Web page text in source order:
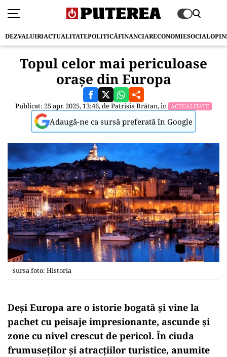
DEZVALUIRIACTUALITATEPOLITICĂFINANCIARECONOMIESOCIAL
Topul celor mai periculoase
orașe din Europa
Publicat: 25 apr. 2025, 13:46, dePatrisia Brătan, în ACTUALITATE
Adaugă-ne ca sursă preferată în Google
sursa foto: Historia
Deși Europa are o istorie bogată și vine la
pachet cu peisaje impresionante, ascunde și
zone cu nivel crescut de pericol. În ciuda
frumuseților și atracțiilor turistice, anumite